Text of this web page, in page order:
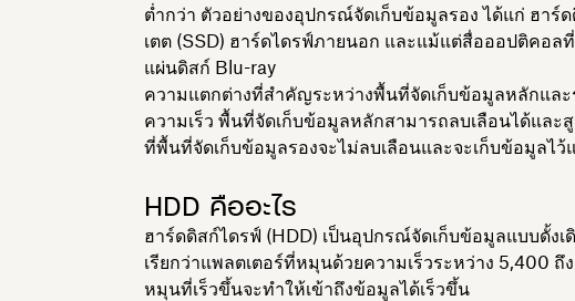
ต่ำกว่า ตัวอย่างของอุปกรณ์จัดเก็บข้อมูลรอง ได้แก่ ฮาร์
เตต (SSD) ฮาร์ดไดรฟ์ภายนอก และแม้แต่สื่อออปติคอล
แผ่นดิสก์ Blu-ray
ความแตกต่างที่สำคัญระหว่างพื้นที่จัดเก็บข้อมูลหลักและ
ความเร็ว พื้นที่จัดเก็บข้อมูลหลักสามารถลบเลือนได้และ
ที่พื้นที่จัดเก็บข้อมูลรองจะไม่ลบเลือนและจะเก็บข้อมูลไ
HDD คืออะไร
ฮาร์ดดิสก์ไดรฟ์ (HDD) เป็นอุปกรณ์จัดเก็บข้อมูลแบบดั้ง
เรียกว่าแพลตเตอร์ที่หมุนด้วยความเร็วระหว่าง 5,400 ถึ
หมุนที่เร็วขึ้นจะทำให้เข้าถึงข้อมูลได้เร็วขึ้น